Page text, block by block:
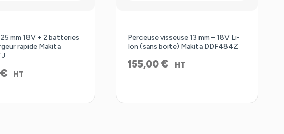
mm 18V + 2 batteries
rapide Makita
€ HT
Perceuse visseuse 13 mm – 18V Li-
Ion (sans boite) Makita DDF484Z
155,00€ HT